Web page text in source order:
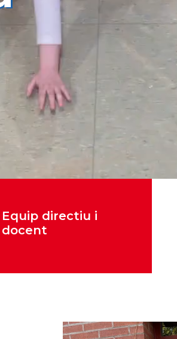
Equip directiu i
docent